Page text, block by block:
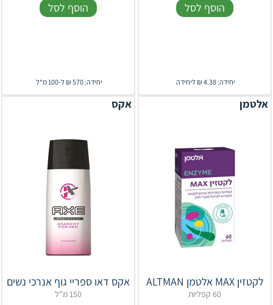
הוסף לסל
יחידה: 4.38 ₪ ליחידה
הוסף לסל
יחידה: 570 ₪ ל-100 מ"ל
אלטמן
לקטזין MAX אלטמן ALTMAN
60 קפליות
אקס
אקס דאו ספריי גוף אנרכי נשים
150 מ"ל